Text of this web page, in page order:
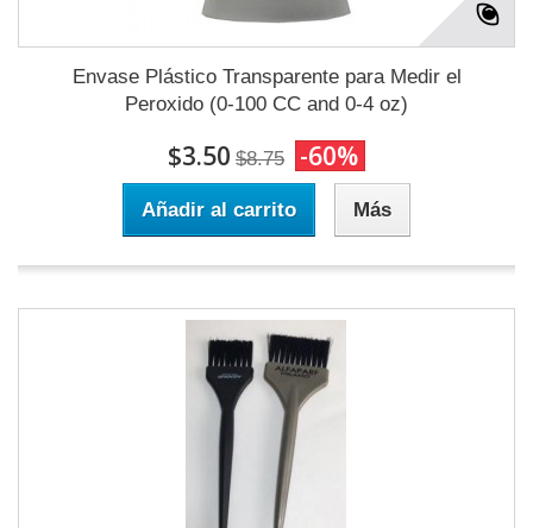
Envase Plástico Transparente para Medir el
Peroxido (0-100 CC and 0-4 oz)
$3.50 $8.75 -60%
Añadir al carrito Más